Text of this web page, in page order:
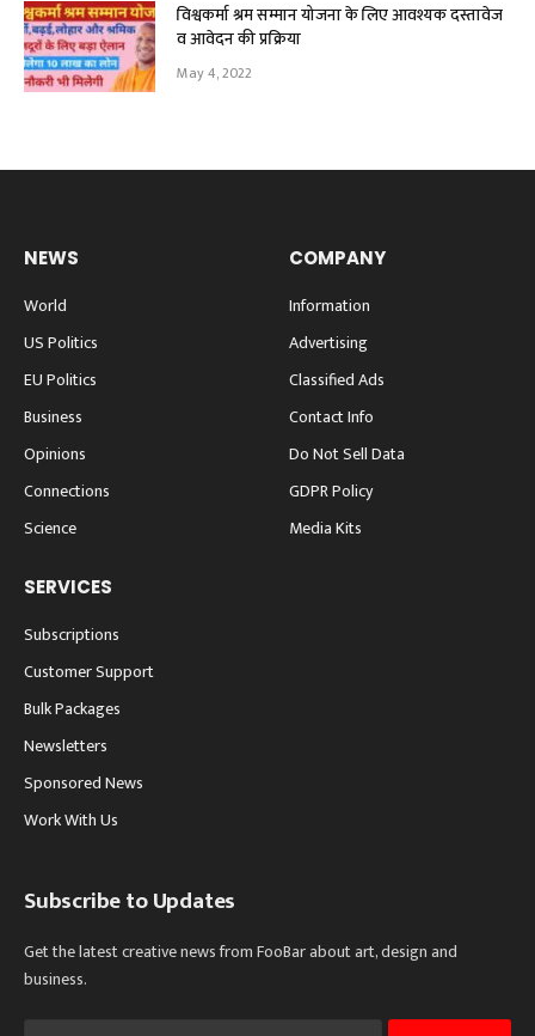
विश्वकर्मा श्रम सम्मान योजना के लिए आवश्यक दस्तावेज
व आवेदन की प्रक्रिया
May 4, 2022
NEWS
World
US Politics
EU Politics
Business
Opinions
Connections
Science
COMPANY
Information
Advertising
Classified Ads
Contact Info
Do Not Sell Data
GDPR Policy
Media Kits
SERVICES
Subscriptions
Customer Support
Bulk Packages
Newsletters
Sponsored News
Work With Us
Subscribe to Updates
Get the latest creative news from FooBar about art, design and
business.